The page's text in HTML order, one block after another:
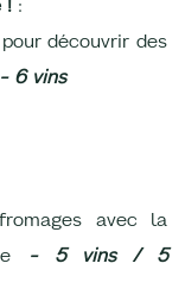
! :
découvrir des
- 6 vins
avec la
- 5 vins / 5